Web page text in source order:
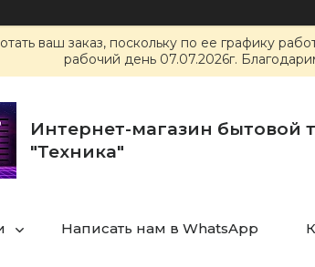
ваш заказ, поскольку по ее графику
рабочий день 07.07.2026г.
Интернет-магазин бытовой
"Техника"
Написать нам в WhatsApp